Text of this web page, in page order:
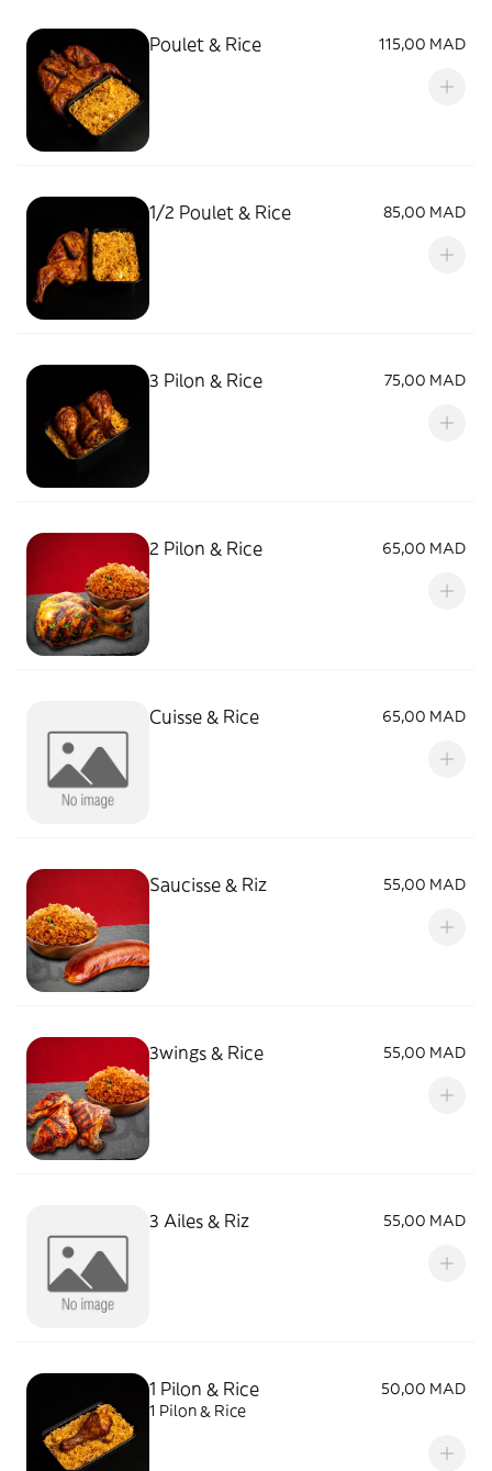
Poulet & Rice 115,00 MAD
1/2 Poulet & Rice 85,00 MAD
3 Pilon & Rice 75,00 MAD
2 Pilon & Rice 65,00 MAD
Cuisse & Rice 65,00 MAD
Saucisse & Riz 55,00 MAD
3wings & Rice 55,00 MAD
3 Ailes & Riz 55,00 MAD
1 Pilon & Rice
50,00 MAD
1 Pilon & Rice